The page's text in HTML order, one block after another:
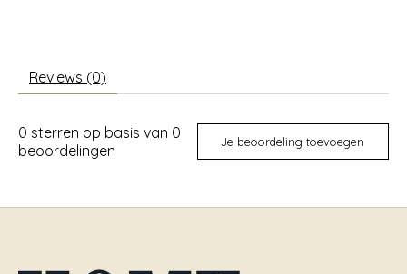
Reviews (0)
0 sterren op basis van 0
beoordelingen
Je beoordeling toevoegen